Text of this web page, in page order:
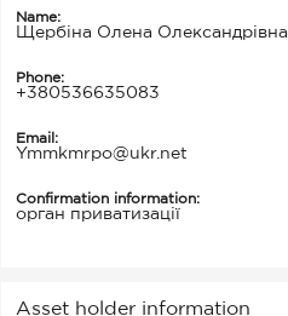
Name:
Щербіна Олена Олександрівна
Phone:
+380536635083
Email:
Ymmkmrpo@ukr.net
Confirmation information:
орган приватизації
Asset holder information